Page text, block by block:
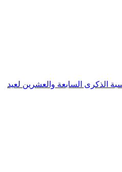
الذكرى السابعة والعشرين لعيد